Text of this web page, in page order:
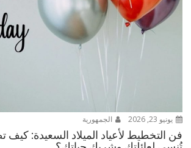
يونيو 23, 2026 الجمهورية
فن التخطيط لأعياد الميلاد السعيدة: كيف